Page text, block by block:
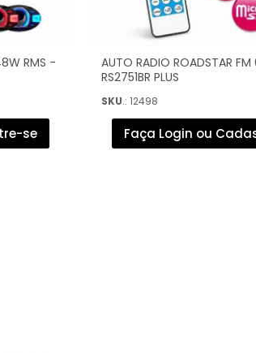
RMS -
se
AUTO RADIO ROADSTAR
RS2751BR PLUS
SKU.: 12498
Faça Login ou